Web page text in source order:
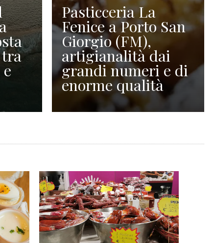
Pasticceria La
Fenice a Porto San
Giorgio (FM),
artigianalità dai
grandi numeri e di
enorme qualità